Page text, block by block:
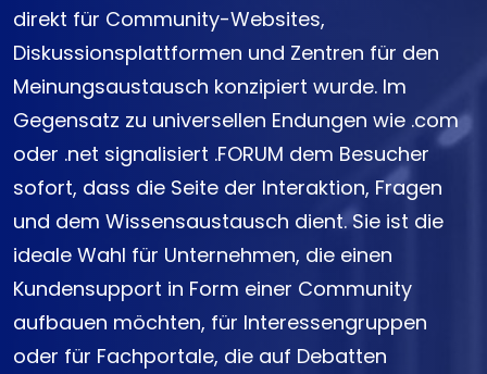
direkt für Community-Websites,
Diskussionsplattformen und Zentren für den
Meinungsaustausch konzipiert wurde. Im
Gegensatz zu universellen Endungen wie .com
oder .net signalisiert .FORUM dem Besucher
sofort, dass die Seite der Interaktion, Fragen
und dem Wissensaustausch dient. Sie ist die
ideale Wahl für Unternehmen, die einen
Kundensupport in Form einer Community
aufbauen möchten, für Interessengruppen
oder für Fachportale, die auf Debatten